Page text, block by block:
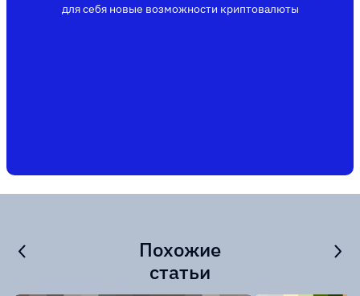
для себя новые возможности криптовалюты
Похожие
статьи